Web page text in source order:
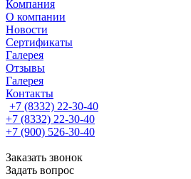
Компания
О компании
Новости
Сертификаты
Галерея
Отзывы
Галерея
Контакты
+7 (8332) 22-30-40
+7 (8332) 22-30-40
+7 (900) 526-30-40
Заказать звонок
Задать вопрос